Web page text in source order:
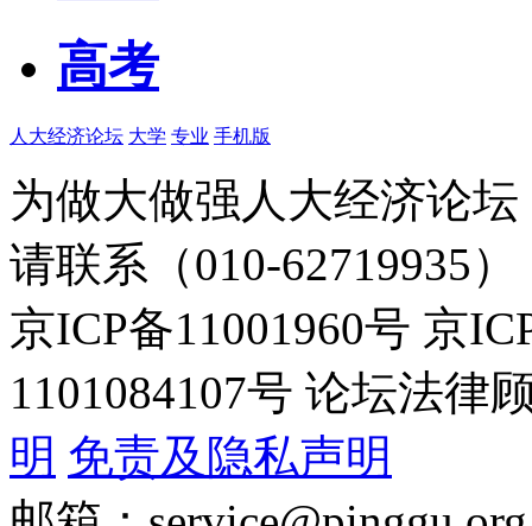
高考
人大经济论坛 大学 专业 手机版
为做大做强人大经济论
请联系（010-62719935）
京ICP备11001960号 京
1101084107号 论坛法律
明 免责及隐私声明